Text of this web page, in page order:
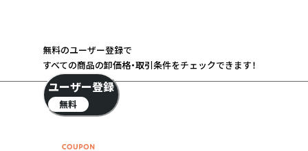
無料のユーザー登録で
すべての商品の卸価格・取引条件をチェックできます！
ユーザー登録
無料